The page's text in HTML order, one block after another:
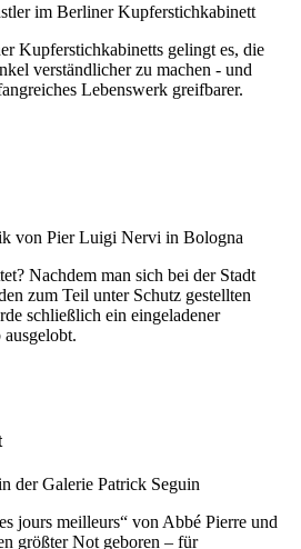
im Berliner Kupferstichkabinett
Kupferstichkabinetts gelingt es, die
verständlicher zu machen - und
Lebenswerk greifbarer.
von Pier Luigi Nervi in Bologna
Nachdem man sich bei der Stadt
zum Teil unter Schutz gestellten
schließlich ein eingeladener
der Galerie Patrick Seguin
jours meilleurs“ von Abbé Pierre und
größter Not geboren – für